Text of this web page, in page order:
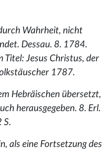
Wahrheit, nicht
Dessau. 8. 1784.
Titel: Jesus Christus, der
1787.
Hebräischen übersetzt,
herausgegeben. 8. Erl.
S.
als eine Fortsetzung des